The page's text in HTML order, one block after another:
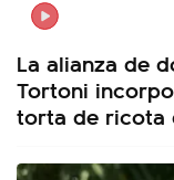
La alianza de
Tortoni
torta de ricota